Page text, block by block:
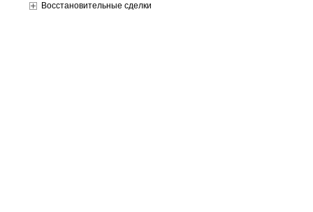
Восстановительные сделки